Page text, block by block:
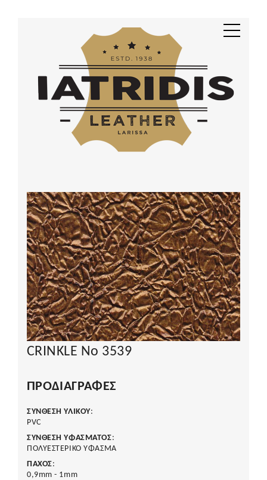
CRINKLE No 3539
ΠΡΟΔΙΑΓΡΑΦΈΣ
ΣΥΝΘΕΣΗ ΥΛΙΚΟΥ:
PVC
ΣΥΝΘΕΣΗ ΥΦΑΣΜΑΤΟΣ:
ΠΟΛΥΕΣΤΕΡΙΚΟ ΥΦΑΣΜΑ
ΠΑΧΟΣ:
0,9mm - 1mm